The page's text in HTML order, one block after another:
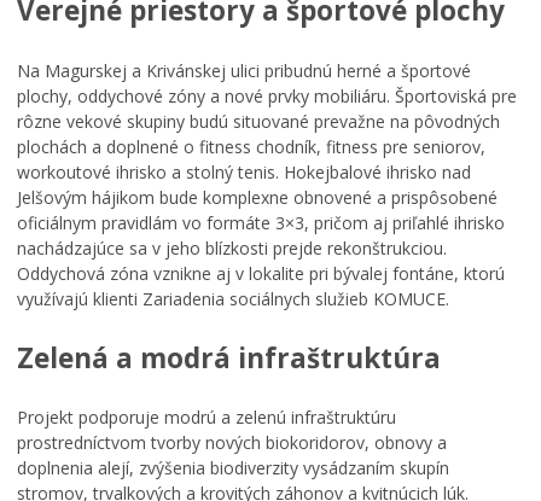
Verejné priestory a športové plochy
Na Magurskej a Krivánskej ulici pribudnú herné a športové
plochy, oddychové zóny a nové prvky mobiliáru. Športoviská pre
rôzne vekové skupiny budú situované prevažne na pôvodných
plochách a doplnené o fitness chodník, fitness pre seniorov,
workoutové ihrisko a stolný tenis. Hokejbalové ihrisko nad
Jelšovým hájikom bude komplexne obnovené a prispôsobené
oficiálnym pravidlám vo formáte 3×3, pričom aj priľahlé ihrisko
nachádzajúce sa v jeho blízkosti prejde rekonštrukciou.
Oddychová zóna vznikne aj v lokalite pri bývalej fontáne, ktorú
využívajú klienti Zariadenia sociálnych služieb KOMUCE.
Zelená a modrá infraštruktúra
Projekt podporuje modrú a zelenú infraštruktúru
prostredníctvom tvorby nových biokoridorov, obnovy a
doplnenia alejí, zvýšenia biodiverzity vysádzaním skupín
stromov, trvalkových a krovitých záhonov a kvitnúcich lúk.